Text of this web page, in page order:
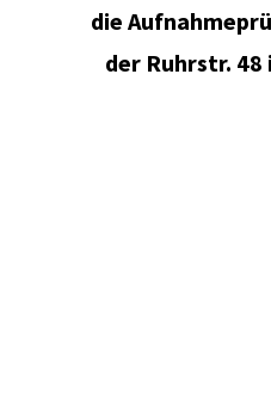
die
der Ruhrstr.